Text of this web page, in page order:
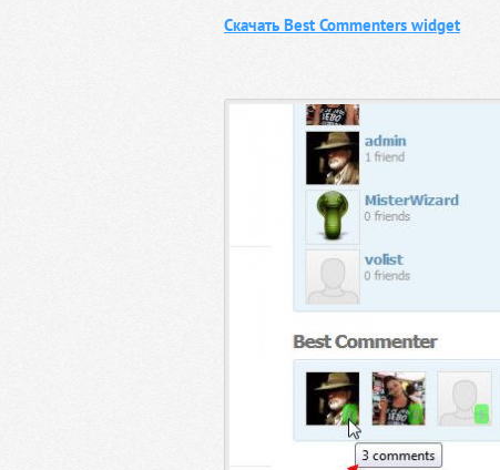
Скачать Best Commenters widget